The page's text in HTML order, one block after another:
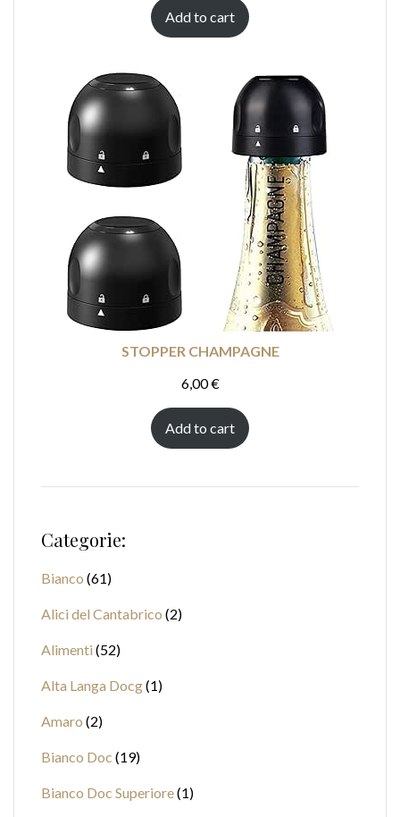
Add to cart
STOPPER CHAMPAGNE
6,00€
Add to cart
Categorie:
Bianco 61
Alici del Cantabrico 2
Alimenti 52
Alta Langa Docg 1
Amaro 2
Bianco Doc 19
Bianco Doc Superiore 1